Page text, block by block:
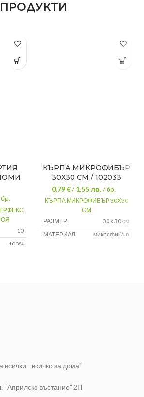
10
100%
КЪРПА МИКРОФИБЪР
30Х30 СМ / 102033
0.79 €/1.55лв./ бр.
КЪРПА МИКРОФИБЪР 30Х30
СМ
РАЗМЕР:
30 х 30 см
МАТЕРИАЛ:
микрофибър
всички - всичко за дома"
“Априлско въстание” 2П